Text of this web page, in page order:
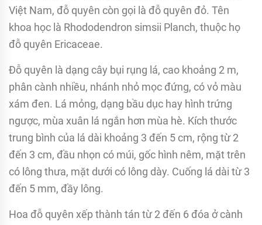
Việt Nam, đỗ quyên còn gọi là đỗ quyên đỏ. Tên
khoa học là Rhododendron simsii Planch, thuộc họ
đỗ quyên Ericaceae.
Đỗ quyên là dạng cây bụi rụng lá, cao khoảng 2 m,
phân cành nhiều, nhánh nhỏ mọc đứng, có vỏ màu
xám đen. Lá mỏng, dạng bầu dục hay hình trứng
ngược, mùa xuân lá ngắn hơn mùa hè. Kích thước
trung bình của lá dài khoảng 3 đến 5 cm, rộng từ 2
đến 3 cm, đầu nhọn có múi, gốc hình nêm, mặt trên
có lông thưa, mặt dưới có lông dày. Cuống lá dài từ 3
đến 5 mm, đầy lông.
Hoa đỗ quyên xếp thành tán từ 2 đến 6 đóa ở cành